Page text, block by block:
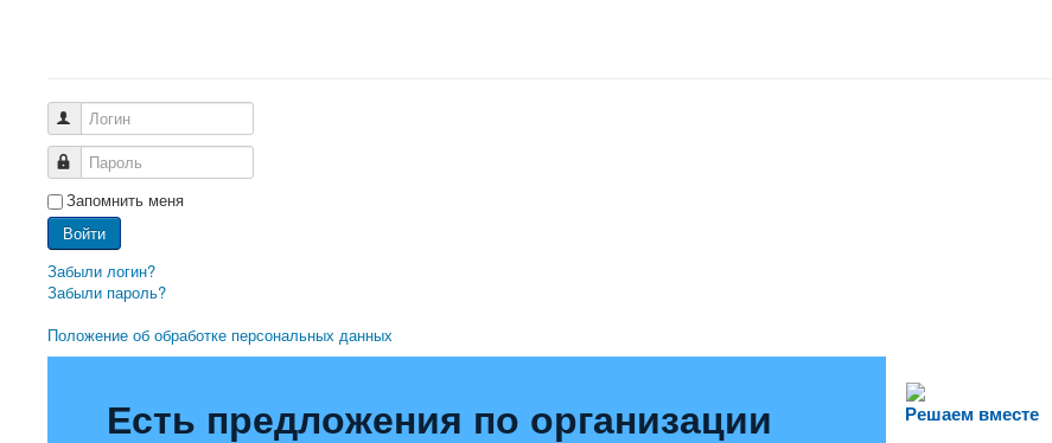
Логин
Пароль
Запомнить меня
Войти
Забыли логин?
Забыли пароль?
Положение об обработке персональных данных
Решаем вместе
Есть предложения по организации